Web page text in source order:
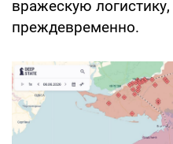
вражескую логистику,
преждевременно.